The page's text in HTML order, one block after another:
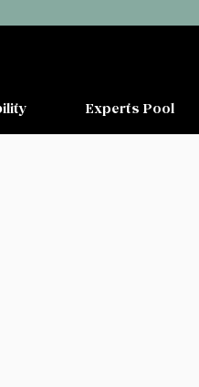
Experts Pool